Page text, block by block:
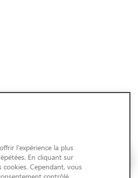
l'expérience la plus
En cliquant sur
Cependant, vous
contrôlé.